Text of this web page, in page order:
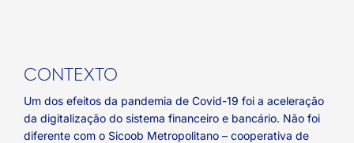
CONTEXTO
Um dos efeitos da pandemia de Covid-19 foi a aceleração
da digitalização do sistema financeiro e bancário. Não foi
diferente com o Sicoob Metropolitano – cooperativa de